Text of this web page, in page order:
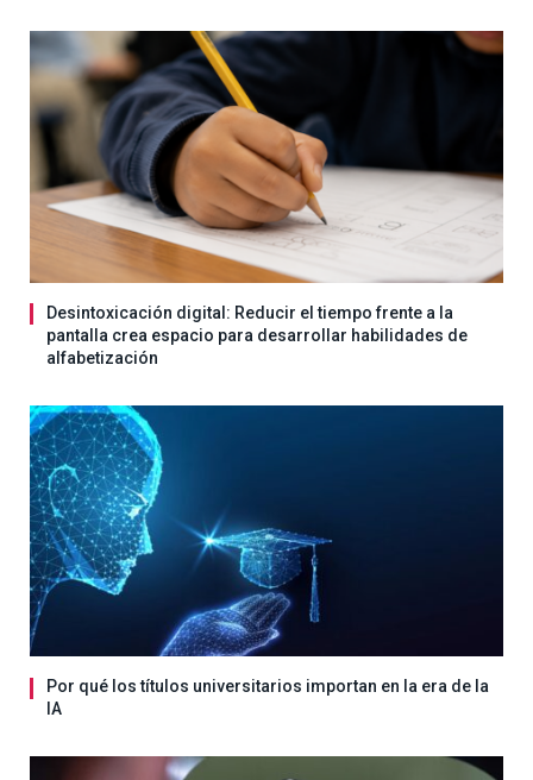
Desintoxicación digital: Reducir el tiempo frente a la
pantalla crea espacio para desarrollar habilidades de
alfabetización
Por qué los títulos universitarios importan en la era de la
IA